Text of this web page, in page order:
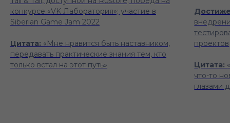
конкурсе «VK Лаборатория»; участие в
Siberian Game Jam 2022
Цитата: «Мне нравится быть наставником,
передавать практические знания тем, кто
только встал на этот путь»
проектов
Цитата:
что-то
глазами